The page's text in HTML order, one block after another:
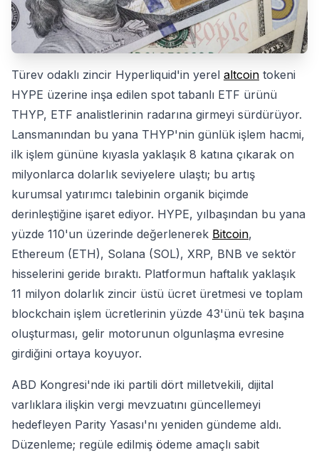
Türev odaklı zincir Hyperliquid'in yerel altcoin tokeni
HYPE üzerine inşa edilen spot tabanlı ETF ürünü
THYP, ETF analistlerinin radarına girmeyi sürdürüyor.
Lansmanından bu yana THYP'nin günlük işlem hacmi,
ilk işlem gününe kıyasla yaklaşık 8 katına çıkarak on
milyonlarca dolarlık seviyelere ulaştı; bu artış
kurumsal yatırımcı talebinin organik biçimde
derinleştiğine işaret ediyor. HYPE, yılbaşından bu yana
yüzde 110'un üzerinde değerlenerek Bitcoin,
Ethereum (ETH), Solana (SOL), XRP, BNB ve sektör
hisselerini geride bıraktı. Platformun haftalık yaklaşık
11 milyon dolarlık zincir üstü ücret üretmesi ve toplam
blockchain işlem ücretlerinin yüzde 43'ünü tek başına
oluşturması, gelir motorunun olgunlaşma evresine
girdiğini ortaya koyuyor.
ABD Kongresi'nde iki partili dört milletvekili, dijital
varlıklara ilişkin vergi mevzuatını güncellemeyi
hedefleyen Parity Yasası'nı yeniden gündeme aldı.
Düzenleme; regüle edilmiş ödeme amaçlı sabit